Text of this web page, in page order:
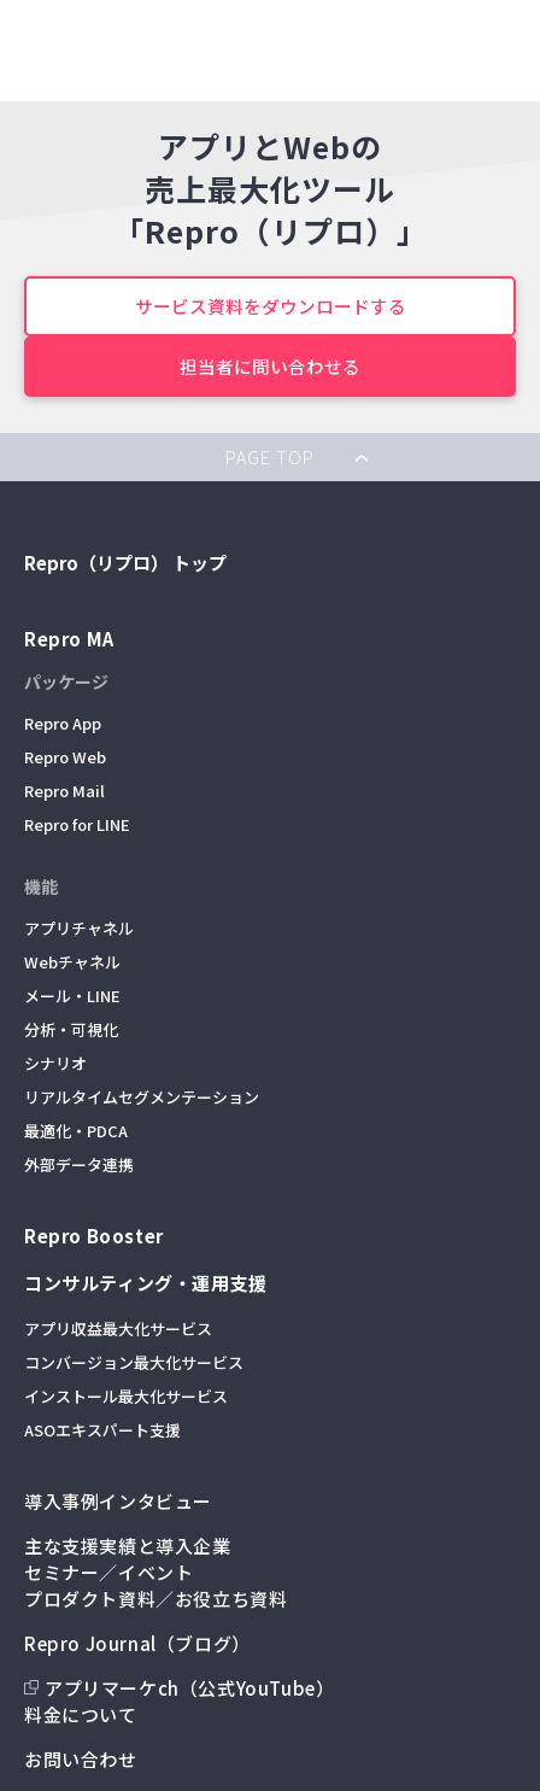
アプリとWebの
売上最大化ツール
「Repro（リプロ）」
サービス資料をダウンロードする
担当者に問い合わせる
PAGE TOP
Repro（リプロ） トップ
Repro MA
パッケージ
Repro App
Repro Web
Repro Mail
Repro for LINE
機能
アプリチャネル
Webチャネル
メール・LINE
分析・可視化
シナリオ
リアルタイムセグメンテーション
最適化・PDCA
外部データ連携
Repro Booster
コンサルティング・運用支援
アプリ収益最大化サービス
コンバージョン最大化サービス
インストール最大化サービス
ASOエキスパート支援
導入事例インタビュー
主な支援実績と導入企業
セミナー／イベント
プロダクト資料／お役立ち資料
Repro Journal（ブログ）
アプリマーケch（公式YouTube）
料金について
お問い合わせ